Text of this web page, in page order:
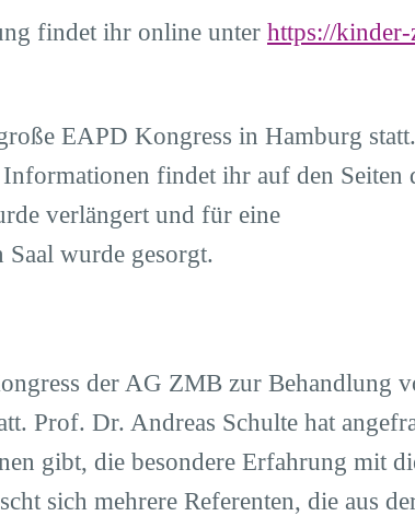
findet ihr online unter https://kinder-
EAPD Kongress in Hamburg
findet ihr auf den Seiten
verlängert und für eine
wurde gesorgt.
der AG ZMB zur Behandlung
Prof. Dr. Andreas Schulte hat
gibt, die besondere Erfahrung mit
sich mehrere Referenten, die aus